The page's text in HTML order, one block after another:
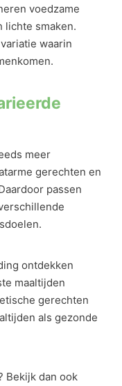
voedzame
lichte smaken.
waarin
meer
gerechten en
passen
ontdekken
maaltijden
gerechten
als gezonde
Bekijk dan ook